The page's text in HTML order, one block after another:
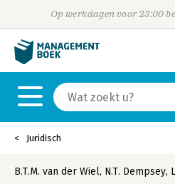
Op werkdagen voor 23:00
Juridisch
B.T.M. van der Wiel, N.T. Dempsey,